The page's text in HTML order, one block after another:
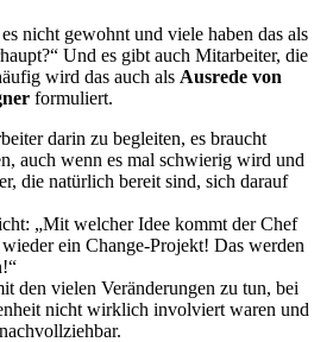
nicht gewohnt und viele haben das als
Und es gibt auch Mitarbeiter, die
wird das auch als Ausrede von
formuliert.
darin zu begleiten, es braucht
auch wenn es mal schwierig wird und
die natürlich bereit sind, sich darauf
„Mit welcher Idee kommt der Chef
ein Change-Projekt! Das werden
den vielen Veränderungen zu tun, bei
nicht wirklich involviert waren und